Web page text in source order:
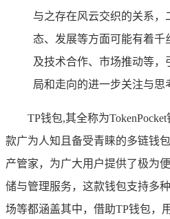
与之存在风云交织的关系，
态、发展等方面可能有着千
及技术合作、市场推动等，
局和走向的进一步关注与思
TP钱包,其全称为
款广为人知且备受青睐的多链钱
产管家，为广大用户提供了极为
储与管理服务，这款钱包支持多
场等都涵盖其中，借助TP钱包，